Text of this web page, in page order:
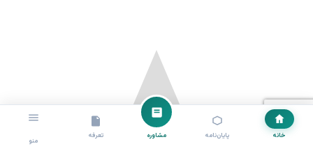
خانه پایان‌نامه مشاوره تعرفه
منو